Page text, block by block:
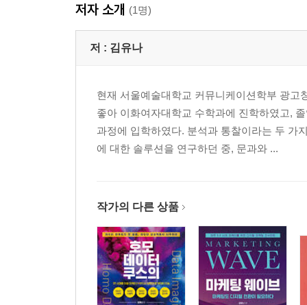
03 마케팅에도 디지털 트랜스포메이션이 필요하다
4차 산업혁명의 마케팅적 의미
전통 마케팅 vs. 뉴노멀 마케팅
제2부 브랜드 유니버스의 성장
플랫폼 비즈니스로 가야 하는 이유
플랫폼이 되기 위한 기본 요소들
05 디지털 플랫폼이 분화되고 있다
플랫폼 비즈니스에서 벌어지는 각축전: 플랫폼 vs.
디지털에 존재하는 다양한 플랫폼
저자 소개 (1명)
저 : 김유나
현재 서울예술대학교 커뮤니케이션학부 광
좋아 이화여자대학교 수학과에 진학하였고,
과정에 입학하였다. 분석과 통찰이라는 두 가
에 대한 솔루션을 연구하던 중, 문과와 ...
작가의 다른 상품